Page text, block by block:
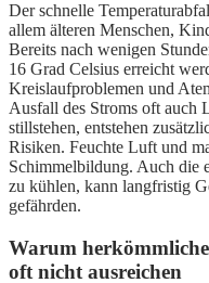
Der schnelle
allem älteren Menschen,
Bereits nach wenigen
16 Grad Celsius erreicht
Kreislaufproblemen und
Ausfall des Stroms oft auch
stillstehen, entstehen
Risiken. Feuchte Luft und
Schimmelbildung. Auch die
zu kühlen, kann langfristig
gefährden.
Warum
oft nicht ausreichen